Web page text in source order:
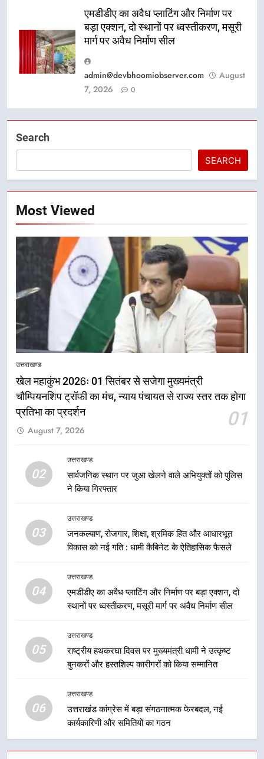
एमडीडीए का अवैध प्लाटिंग और निर्माण पर
बड़ा एक्शन, दो स्थानों पर ध्वस्तीकरण, मसूरी
मार्ग पर अवैध निर्माण सील
admin@devbhoomiobserver.com
August
7, 2026
0
Search
SEARCH
Most Viewed
उत्तराखण्ड
खेल महाकुंभ 2026ः 01 सितंबर से सजेगा मुख्यमंत्री
चौम्पियनशिप ट्रॉफी का मंच, न्याय पंचायत से राज्य स्तर तक होगा
प्रतिभा का प्रदर्शन
01
August 7, 2026
02
उत्तराखण्ड
सार्वजनिक स्थान पर जुआ खेलने वाले अभियुक्तों को पुलिस
ने किया गिरफ्तार
03
उत्तराखण्ड
जनकल्याण, रोजगार, शिक्षा, श्रमिक हित और आधारभूत
विकास को नई गति : धामी कैबिनेट के ऐतिहासिक फैसले
04
उत्तराखण्ड
एमडीडीए का अवैध प्लाटिंग और निर्माण पर बड़ा एक्शन, दो
स्थानों पर ध्वस्तीकरण, मसूरी मार्ग पर अवैध निर्माण सील
05
उत्तराखण्ड
राष्ट्रीय हथकरघा दिवस पर मुख्यमंत्री धामी ने उत्कृष्ट
बुनकरों और हस्तशिल्प कारीगरों को किया सम्मानित
06
उत्तराखण्ड
उत्तराखंड कांग्रेस में बड़ा संगठनात्मक फेरबदल, नई
कार्यकारिणी और समितियों का गठन
5
का गठन
उत्तराखण्ड
मुख्यमंत्री धामी बोले- युवाओं को रोजगार
देना सरकार की सर्वोच्च प्राथमिकता, आने
8
दिल्ली-देहरादून आर्थिक कॉरिडोर से जुड़ी
गुणवत्तापूर्ण निर्माण सुनिश्चित करने के
निर्देश, सुरक्षा मानकों से कोई समझौता
नहींः डीएम